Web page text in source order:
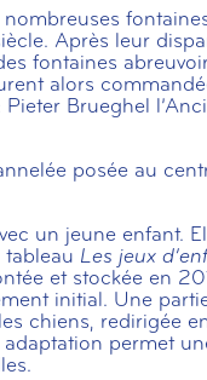
Après leur
fontaines
alors
Brueghel
posée au
un jeune enfant.
tableau Les jeux
et stockée en
initial. Une
chiens, redirigée
adaptation permet